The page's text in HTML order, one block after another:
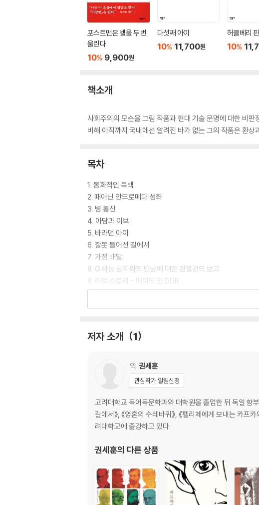
포스트맨은 벨을 두 번
울린다
10% 9,900원
다섯째 아이
10% 11,700원
허클베리
10%
책소개
사회주의의 모순을 그림 작품과 현대 기술 문명에 대한 비
비해 아직까지 국내에선 알려진 바가 없는 그의 작품은 환
목차
1. 동화적인 독백
2. 때아닌 안드로메다 성좌
3. 병 통신
4. 아담과 이브
5. 바라던 아이
6. 잘못 들어선 길에서
7. 가정 배달
8. G.라는 남자와의 만남에 대한 검열관의 보고
9. 러브 스토리 - 메이드 인 DDR
10. 올림피아 2
저자 소개 1
역 권세훈
관심작가 알림신청
고려대학교 독어독문학과와 대학원을 졸업한 뒤 독일 함
길에서》, 《영혼의 수레바퀴》, 《펠리체에게 보내는 카프
려대학교에 출강하고 있다.
권세훈의 다른 상품